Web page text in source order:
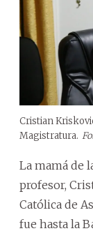
Cristian
Magistratura.
La mamá de
profesor,
Católica de
fue hasta la